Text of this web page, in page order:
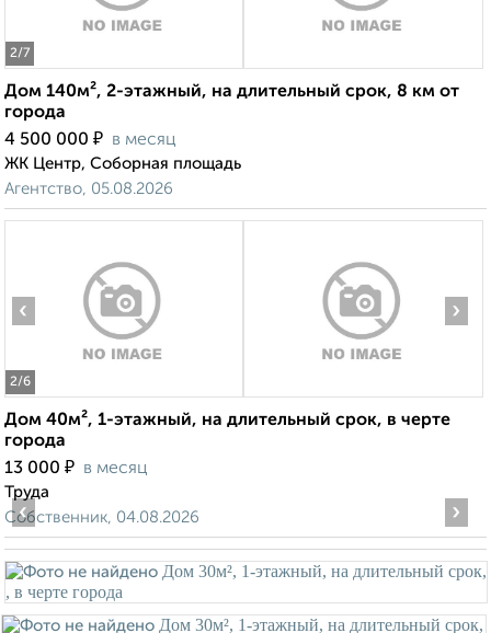
2/7
Дом 140м², 2-этажный, на длительный срок, 8 км от
города
4 500 000 ₽ в месяц
ЖК Центр, Соборная площадь
Агентство, 05.08.2026
2/6
‹ ›
Дом 40м², 1-этажный, на длительный срок, в черте
города
13 000 ₽ в месяц
Труда
Собственник, 04.08.2026
‹ ›